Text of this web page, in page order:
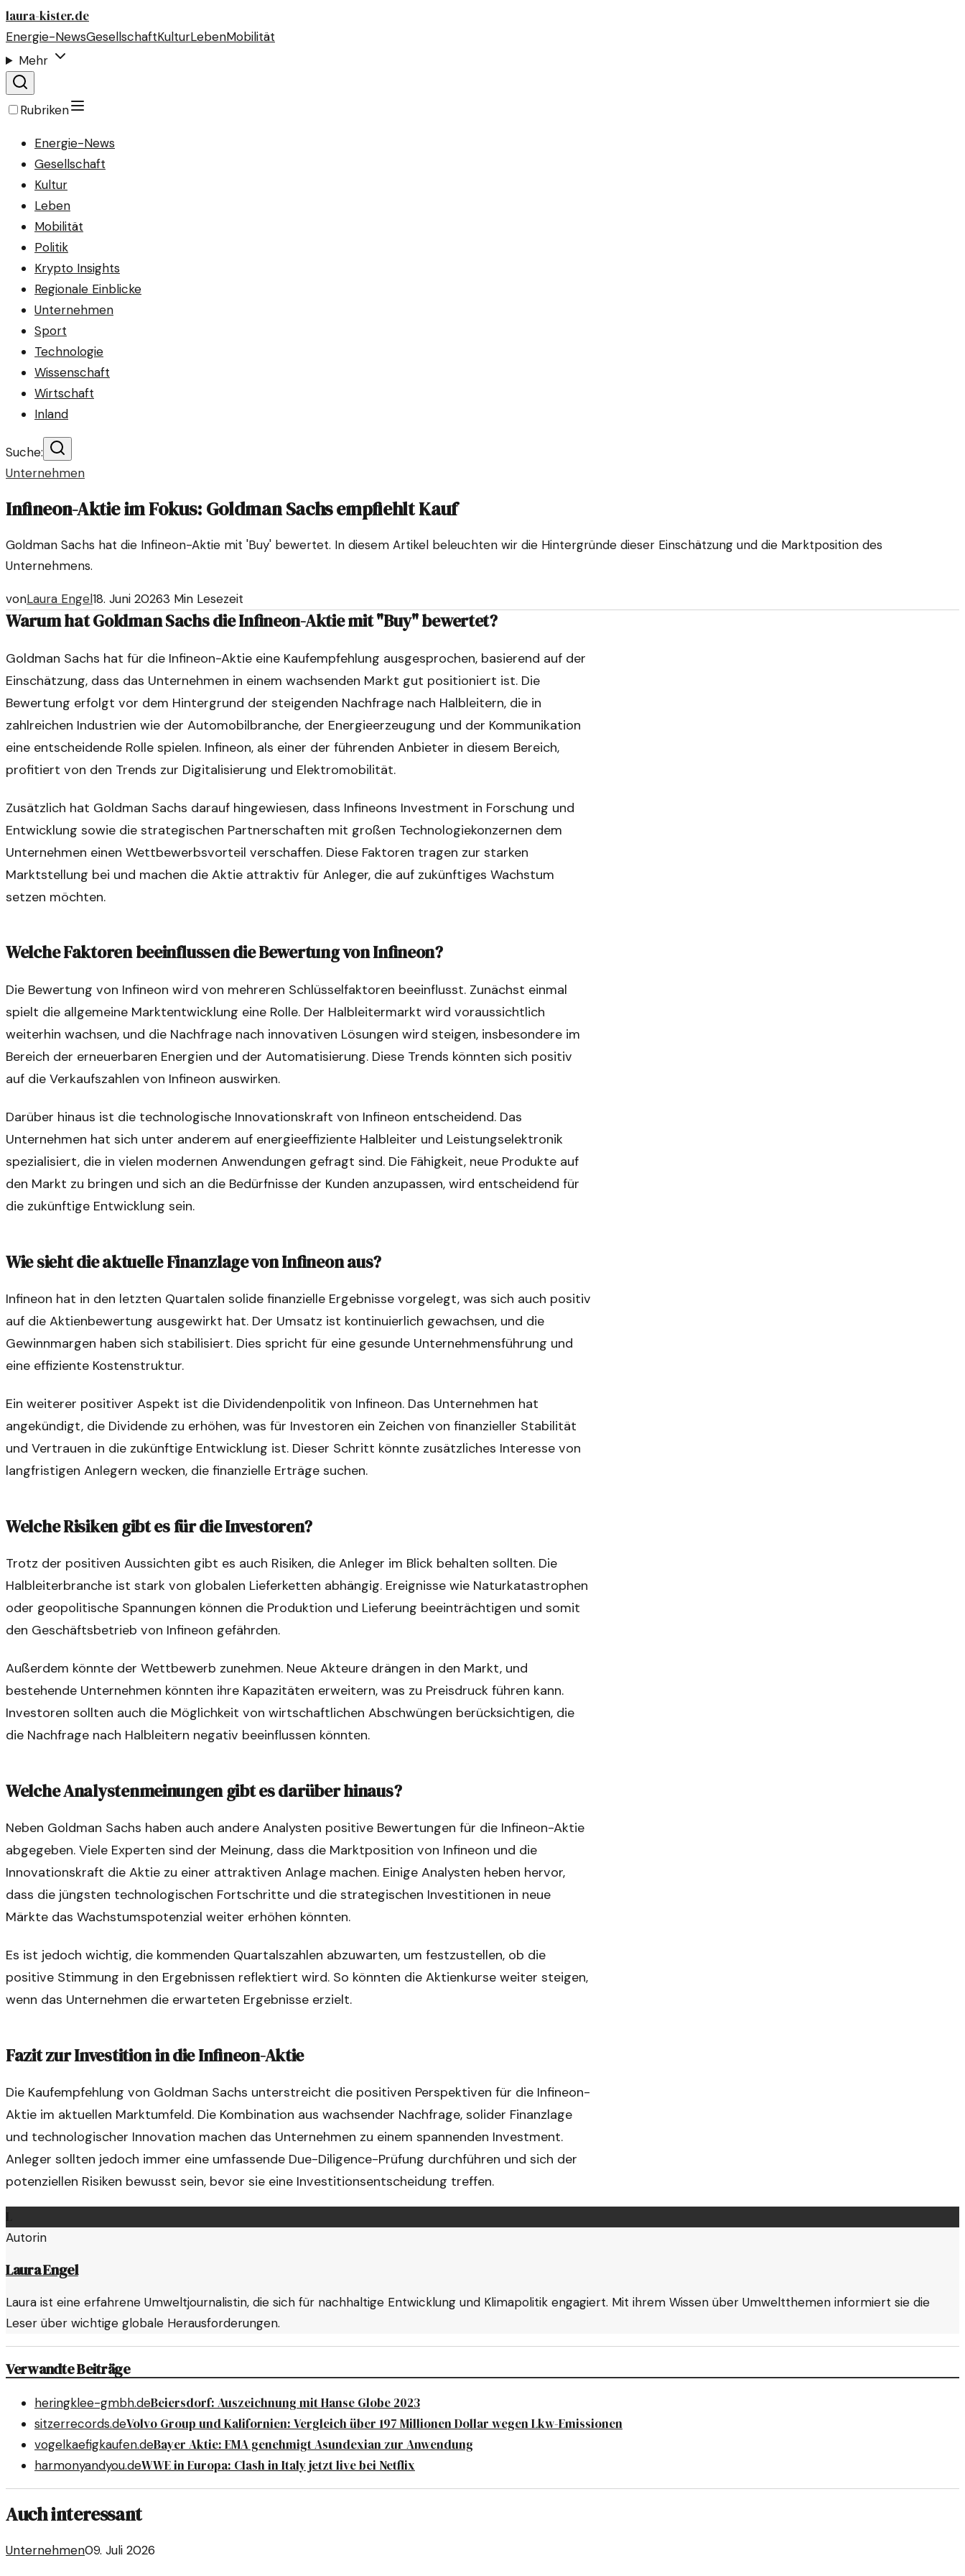
laura-kister.de
Energie-NewsGesellschaftKulturLebenMobilität
Mehr
Rubriken
Energie-News
Gesellschaft
Kultur
Leben
Mobilität
Politik
Krypto Insights
Regionale Einblicke
Unternehmen
Sport
Technologie
Wissenschaft
Wirtschaft
Inland
Suche:
Unternehmen
Infineon-Aktie im Fokus: Goldman Sachs empfiehlt Kauf
Goldman Sachs hat die Infineon-Aktie mit 'Buy' bewertet. In diesem Artikel beleuchten wir die Hintergründe dieser Einschätzung und die Marktposition des
Unternehmens.
vonLaura Engel18. Juni 20263 Min Lesezeit
Warum hat Goldman Sachs die Infineon-Aktie mit "Buy" bewertet?
Goldman Sachs hat für die Infineon-Aktie eine Kaufempfehlung ausgesprochen, basierend auf der
Einschätzung, dass das Unternehmen in einem wachsenden Markt gut positioniert ist. Die
Bewertung erfolgt vor dem Hintergrund der steigenden Nachfrage nach Halbleitern, die in
zahlreichen Industrien wie der Automobilbranche, der Energieerzeugung und der Kommunikation
eine entscheidende Rolle spielen. Infineon, als einer der führenden Anbieter in diesem Bereich,
profitiert von den Trends zur Digitalisierung und Elektromobilität.
Zusätzlich hat Goldman Sachs darauf hingewiesen, dass Infineons Investment in Forschung und
Entwicklung sowie die strategischen Partnerschaften mit großen Technologiekonzernen dem
Unternehmen einen Wettbewerbsvorteil verschaffen. Diese Faktoren tragen zur starken
Marktstellung bei und machen die Aktie attraktiv für Anleger, die auf zukünftiges Wachstum
setzen möchten.
Welche Faktoren beeinflussen die Bewertung von Infineon?
Die Bewertung von Infineon wird von mehreren Schlüsselfaktoren beeinflusst. Zunächst einmal
spielt die allgemeine Marktentwicklung eine Rolle. Der Halbleitermarkt wird voraussichtlich
weiterhin wachsen, und die Nachfrage nach innovativen Lösungen wird steigen, insbesondere im
Bereich der erneuerbaren Energien und der Automatisierung. Diese Trends könnten sich positiv
auf die Verkaufszahlen von Infineon auswirken.
Darüber hinaus ist die technologische Innovationskraft von Infineon entscheidend. Das
Unternehmen hat sich unter anderem auf energieeffiziente Halbleiter und Leistungselektronik
spezialisiert, die in vielen modernen Anwendungen gefragt sind. Die Fähigkeit, neue Produkte auf
den Markt zu bringen und sich an die Bedürfnisse der Kunden anzupassen, wird entscheidend für
die zukünftige Entwicklung sein.
Wie sieht die aktuelle Finanzlage von Infineon aus?
Infineon hat in den letzten Quartalen solide finanzielle Ergebnisse vorgelegt, was sich auch positiv
auf die Aktienbewertung ausgewirkt hat. Der Umsatz ist kontinuierlich gewachsen, und die
Gewinnmargen haben sich stabilisiert. Dies spricht für eine gesunde Unternehmensführung und
eine effiziente Kostenstruktur.
Ein weiterer positiver Aspekt ist die Dividendenpolitik von Infineon. Das Unternehmen hat
angekündigt, die Dividende zu erhöhen, was für Investoren ein Zeichen von finanzieller Stabilität
und Vertrauen in die zukünftige Entwicklung ist. Dieser Schritt könnte zusätzliches Interesse von
langfristigen Anlegern wecken, die finanzielle Erträge suchen.
Welche Risiken gibt es für die Investoren?
Trotz der positiven Aussichten gibt es auch Risiken, die Anleger im Blick behalten sollten. Die
Halbleiterbranche ist stark von globalen Lieferketten abhängig. Ereignisse wie Naturkatastrophen
oder geopolitische Spannungen können die Produktion und Lieferung beeinträchtigen und somit
den Geschäftsbetrieb von Infineon gefährden.
Außerdem könnte der Wettbewerb zunehmen. Neue Akteure drängen in den Markt, und
bestehende Unternehmen könnten ihre Kapazitäten erweitern, was zu Preisdruck führen kann.
Investoren sollten auch die Möglichkeit von wirtschaftlichen Abschwüngen berücksichtigen, die
die Nachfrage nach Halbleitern negativ beeinflussen könnten.
Welche Analystenmeinungen gibt es darüber hinaus?
Neben Goldman Sachs haben auch andere Analysten positive Bewertungen für die Infineon-Aktie
abgegeben. Viele Experten sind der Meinung, dass die Marktposition von Infineon und die
Innovationskraft die Aktie zu einer attraktiven Anlage machen. Einige Analysten heben hervor,
dass die jüngsten technologischen Fortschritte und die strategischen Investitionen in neue
Märkte das Wachstumspotenzial weiter erhöhen könnten.
Es ist jedoch wichtig, die kommenden Quartalszahlen abzuwarten, um festzustellen, ob die
positive Stimmung in den Ergebnissen reflektiert wird. So könnten die Aktienkurse weiter steigen,
wenn das Unternehmen die erwarteten Ergebnisse erzielt.
Fazit zur Investition in die Infineon-Aktie
Die Kaufempfehlung von Goldman Sachs unterstreicht die positiven Perspektiven für die Infineon-
Aktie im aktuellen Marktumfeld. Die Kombination aus wachsender Nachfrage, solider Finanzlage
und technologischer Innovation machen das Unternehmen zu einem spannenden Investment.
Anleger sollten jedoch immer eine umfassende Due-Diligence-Prüfung durchführen und sich der
potenziellen Risiken bewusst sein, bevor sie eine Investitionsentscheidung treffen.
Autorin
Laura Engel
Laura ist eine erfahrene Umweltjournalistin, die sich für nachhaltige Entwicklung und Klimapolitik engagiert. Mit ihrem Wissen über Umweltthemen informiert sie die
Leser über wichtige globale Herausforderungen.
Verwandte Beiträge
heringklee-gmbh.deBeiersdorf: Auszeichnung mit Hanse Globe 2023
sitzerrecords.deVolvo Group und Kalifornien: Vergleich über 197 Millionen Dollar wegen Lkw-Emissionen
vogelkaefigkaufen.deBayer Aktie: EMA genehmigt Asundexian zur Anwendung
harmonyandyou.deWWE in Europa: Clash in Italy jetzt live bei Netflix
Auch interessant
Unternehmen09. Juli 2026